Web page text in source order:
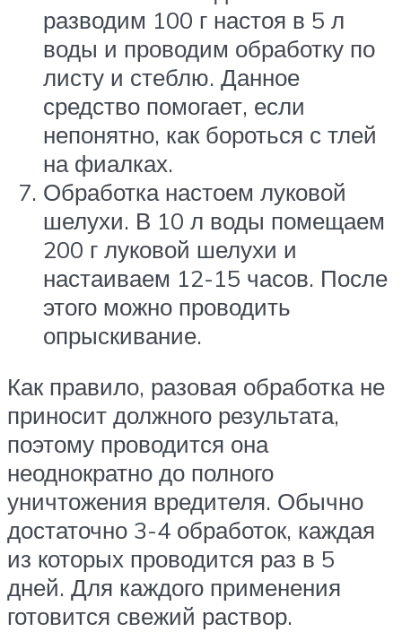
разводим 100 г настоя в 5 л
воды и проводим обработку по
листу и стеблю. Данное
средство помогает, если
непонятно, как бороться с тлей
на фиалках.
Обработка настоем луковой
шелухи. В 10 л воды помещаем
200 г луковой шелухи и
настаиваем 12-15 часов. После
этого можно проводить
опрыскивание.
Как правило, разовая обработка не
приносит должного результата,
поэтому проводится она
неоднократно до полного
уничтожения вредителя. Обычно
достаточно 3-4 обработок, каждая
из которых проводится раз в 5
дней. Для каждого применения
готовится свежий раствор.